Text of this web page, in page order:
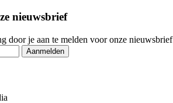
nieuwsbrief
door je aan te melden voor onze nieuwsbrief
Aanmelden